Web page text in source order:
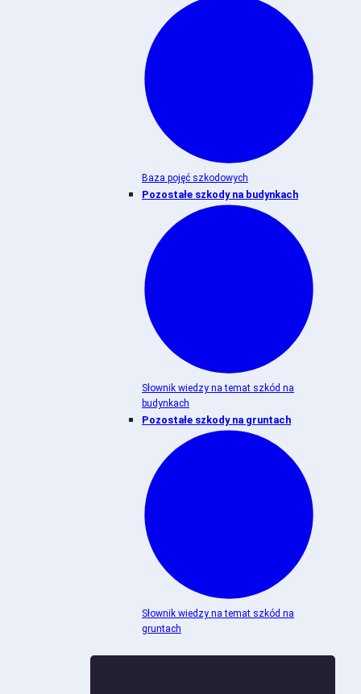
Baza pojęć szkodowych
Pozostałe szkody na budynkach
Słownik wiedzy na temat szkód na
budynkach
Pozostałe szkody na gruntach
Słownik wiedzy na temat szkód na
gruntach